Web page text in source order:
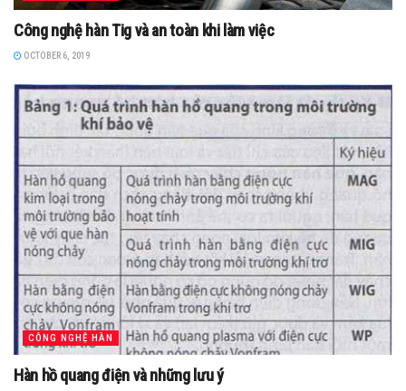
Công nghệ hàn Tig và an toàn khi làm việc
OCTOBER 6, 2019
CÔNG NGHỆ HÀN
Hàn hồ quang điện và những lưu ý